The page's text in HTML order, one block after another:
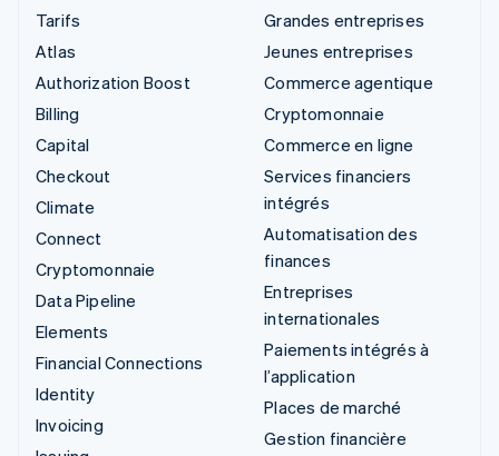
Tarifs
Atlas
Authorization Boost
Billing
Capital
Checkout
Climate
Connect
Cryptomonnaie
Data Pipeline
Elements
Financial Connections
Identity
Invoicing
Grandes entreprises
Jeunes entreprises
Commerce agentique
Cryptomonnaie
Commerce en ligne
Services financiers
intégrés
Automatisation des
finances
Entreprises
internationales
Paiements intégrés à
l’application
Places de marché
Gestion financière